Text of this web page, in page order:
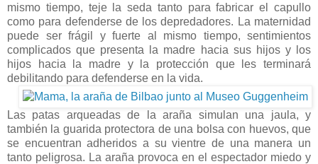
mismo tiempo, teje la seda tanto para fabricar el capullo
como para defenderse de los depredadores. La maternidad
puede ser frágil y fuerte al mismo tiempo, sentimientos
complicados que presenta la madre hacia sus hijos y los
hijos hacia la madre y la protección que les terminará
debilitando para defenderse en la vida.
Las patas arqueadas de la araña simulan una jaula, y
también la guarida protectora de una bolsa con huevos, que
se encuentran adheridos a su vientre de una manera un
tanto peligrosa. La araña provoca en el espectador miedo y